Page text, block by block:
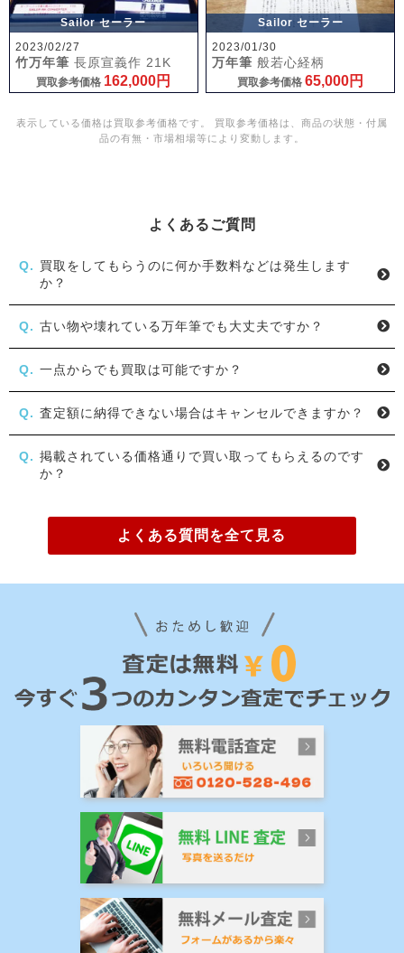
Sailor セーラー
2023/02/27
竹万年筆 長原宣義作 21K
買取参考価格 162,000円
Sailor セーラー
2023/01/30
万年筆 般若心経柄
買取参考価格65,000円
表示している価格は買取参考価格です。 買取参考価格は、商品の状態・付属
品の有無・市場相場等により変動します。
よくあるご質問
買取をしてもらうのに何か手数料などは発生します
か？
古い物や壊れている万年筆でも大丈夫ですか？
一点からでも買取は可能ですか？
査定額に納得できない場合はキャンセルできますか？
掲載されている価格通りで買い取ってもらえるのです
か？
よくある質問を全て見る